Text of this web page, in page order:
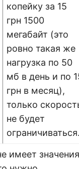
копейку за 15
грн 1500
мегабайт (это
ровно такая же
нагрузка по 50
мб в день и по
грн в месяц),
только
не будет
имеет